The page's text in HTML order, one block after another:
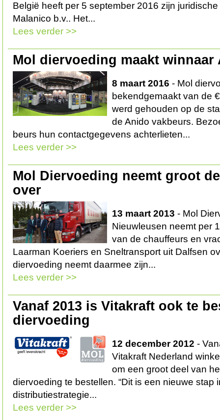
België heeft per 5 september 2016 zijn
Malanico b.v.. Het...
Lees verder >>
Mol diervoeding maakt winnaar
8 maart 2016 - Mol
bekendgemaakt van de
werd gehouden op de
de Anido vakbeurs.
beurs hun contactgegevens achterlieten...
Lees verder >>
Mol Diervoeding neemt groot
over
13 maart 2013 - Mol
Nieuwleusen neemt per
van de chauffeurs en
Laarman Koeriers en Sneltransport uit Dalfsen
diervoeding neemt daarmee zijn...
Lees verder >>
Vanaf 2013 is Vitakraft ook te
diervoeding
12 december 2012 -
Vitakraft Nederland
om een groot deel van
diervoeding te bestellen. “Dit is een nieuwe stap
distributiestrategie...
Lees verder >>